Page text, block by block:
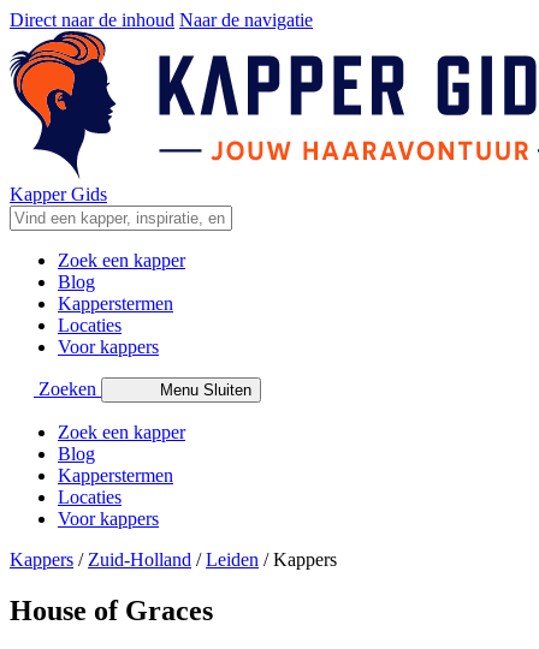
Direct naar de inhoud Naar de navigatie
Kapper Gids
Zoek een kapper
Blog
Kapperstermen
Locaties
Voor kappers
Zoeken Menu Sluiten
Zoek een kapper
Blog
Kapperstermen
Locaties
Voor kappers
Kappers / Zuid-Holland /Leiden /Kappers
House of Graces